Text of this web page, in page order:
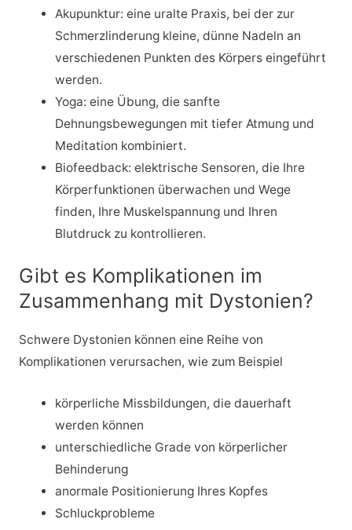
Akupunktur: eine uralte Praxis, bei der zur
Schmerzlinderung kleine, dünne Nadeln an
verschiedenen Punkten des Körpers eingeführt
werden.
Yoga: eine Übung, die sanfte
Dehnungsbewegungen mit tiefer Atmung und
Meditation kombiniert.
Biofeedback: elektrische Sensoren, die Ihre
Körperfunktionen überwachen und Wege
finden, Ihre Muskelspannung und Ihren
Blutdruck zu kontrollieren.
Gibt es Komplikationen im
Zusammenhang mit Dystonien?
Schwere Dystonien können eine Reihe von
Komplikationen verursachen, wie zum Beispiel
körperliche Missbildungen, die dauerhaft
werden können
unterschiedliche Grade von körperlicher
Behinderung
anormale Positionierung Ihres Kopfes
Schluckprobleme